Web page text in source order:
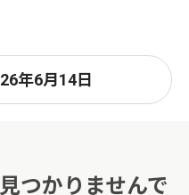
年6月14日
つかりませんで